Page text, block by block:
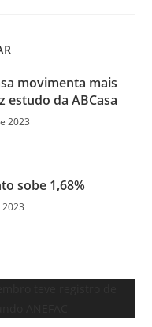
movimenta mais
estudo da ABCasa
2023
sobe 1,68%